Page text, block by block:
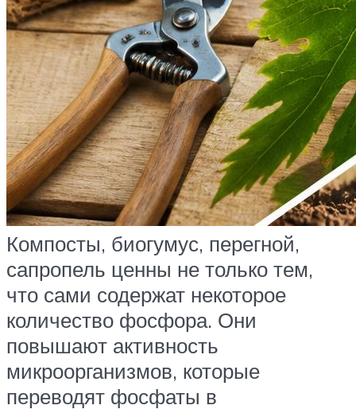
Компосты, биогумус, перегной,
сапропель ценны не только тем,
что сами содержат некоторое
количество фосфора. Они
повышают активность
микроорганизмов, которые
переводят фосфаты в